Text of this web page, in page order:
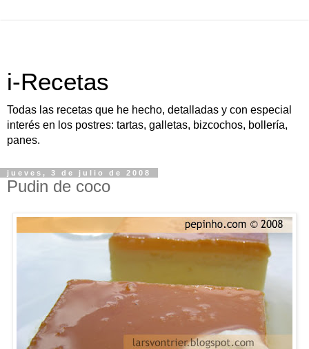
i-Recetas
Todas las recetas que he hecho, detalladas y con especial
interés en los postres: tartas, galletas, bizcochos, bollería,
panes.
jueves, 3 de julio de 2008
Pudin de coco